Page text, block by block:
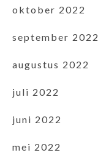
oktober 2022
september 2022
augustus 2022
juli 2022
juni 2022
mei 2022